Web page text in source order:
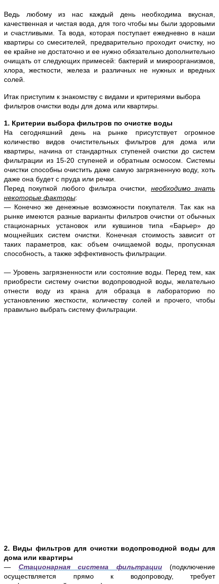
Ведь любому из нас каждый день необходима вкусная,
качественная и чистая вода, для того чтобы мы были здоровыми
и счастливыми. Та вода, которая поступает ежедневно в наши
квартиры со смесителей, предварительно проходит очистку, но
ее крайне не достаточно и ее нужно обязательно дополнительно
очищать от следующих примесей: бактерий и микроорганизмов,
хлора, жесткости, железа и различных не нужных и вредных
солей.
Итак приступим к знакомству с видами и критериями выбора
фильтров очистки воды для дома или квартиры.
1. Критерии выбора фильтров по очистке воды
На сегодняшний день на рынке присутствует огромное
количество видов очистительных фильтров для дома или
квартиры, начина от стандартных ступеней очистки до систем
фильтрации из 15-20 ступеней и обратным осмосом. Системы
очистки способны очистить даже самую загрязненную воду, хоть
даже она будет с пруда или речки.
Перед покупкой любого фильтра очистки, необходимо знать
некоторые факторы:
— Конечно же денежные возможности покупателя. Так как на
рынке имеются разные варианты фильтров очистки от обычных
стационарных установок или кувшинов типа «Барьер» до
мощнейших систем очистки. Конечная стоимость зависит от
таких параметров, как: объем очищаемой воды, пропускная
способность, а также эффективность фильтрации.
— Уровень загрязненности или состояние воды. Перед тем, как
приобрести систему очистки водопроводной воды, желательно
отнести воду из крана для образца в лабораторию по
установлению жесткости, количеству солей и прочего, чтобы
правильно выбрать систему фильтрации.
2. Виды фильтров для очистки водопроводной воды для
дома или квартиры
— Стационарная система фильтрации(подключение
осуществляется прямо к водопроводу, требует